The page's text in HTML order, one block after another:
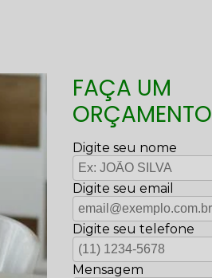
FAÇA UM
ORÇAMENTO
Digite seu nome
Digite seu email
Digite seu telefone
Mensagem